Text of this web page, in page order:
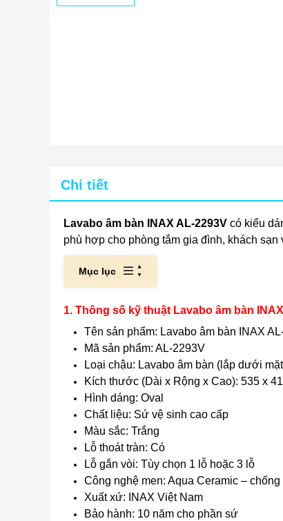
Chi tiết
Lavabo âm bàn INAX AL-2293V có kiểu
phù hợp cho phòng tắm gia đình, khách sạn
Mục lục
1. Thông số kỹ thuật Lavabo âm bàn
Tên sản phẩm: Lavabo âm bàn INAX
Mã sản phẩm: AL-2293V
Loại chậu: Lavabo âm bàn (lắp dưới
Kích thước (Dài x Rộng x Cao): 535 x
Hình dáng: Oval
Chất liệu: Sứ vệ sinh cao cấp
Màu sắc: Trắng
Lỗ thoát tràn: Có
Lỗ gắn vòi: Tùy chọn 1 lỗ hoặc 3 lỗ
Công nghệ men: Aqua Ceramic –
Xuất xứ: INAX Việt Nam
Bảo hành: 10 năm cho phần sứ